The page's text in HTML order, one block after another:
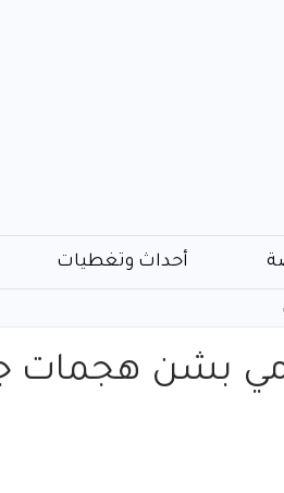
أحداث وتغطيات
بشن هجمات